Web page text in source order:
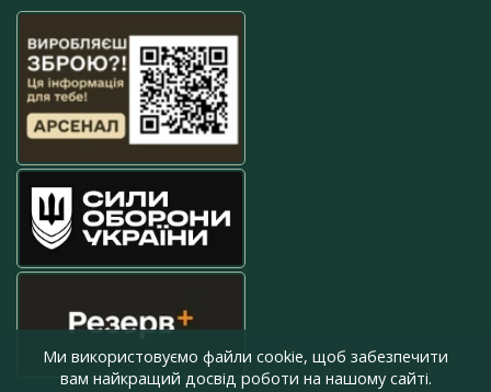
Ми використовуємо файли cookie, щоб забезпечити
вам найкращий досвід роботи на нашому сайті.